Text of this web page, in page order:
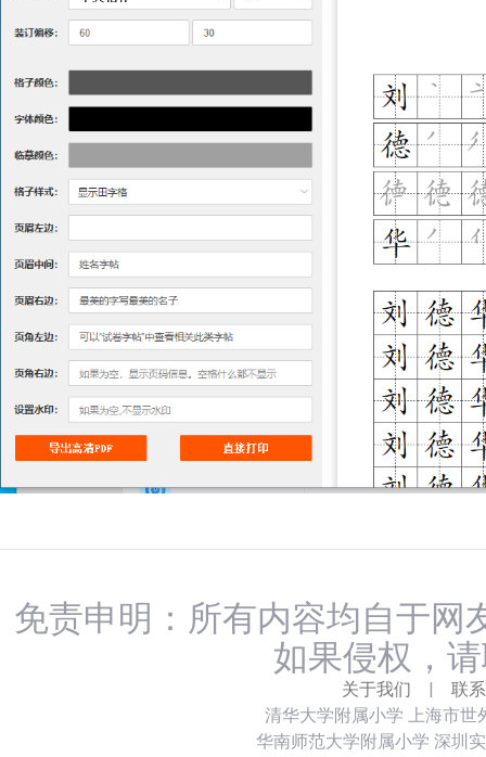
免责申明：所有内容均自于网
如果侵权，
关于我们
联
清华大学附属小学 上海市世
华南师范大学附属小学 深圳